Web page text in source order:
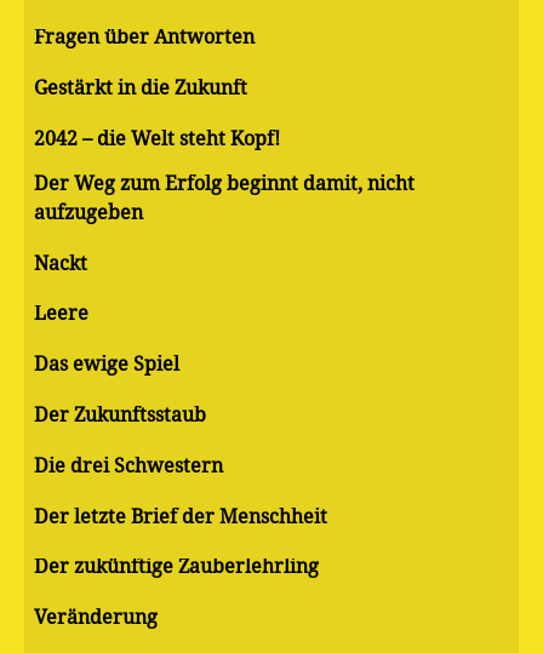
Fragen über Antworten
Gestärkt in die Zukunft
2042 – die Welt steht Kopf!
Der Weg zum Erfolg beginnt damit, nicht
aufzugeben
Nackt
Leere
Das ewige Spiel
Der Zukunftsstaub
Die drei Schwestern
Der letzte Brief der Menschheit
Der zukünftige Zauberlehrling
Veränderung